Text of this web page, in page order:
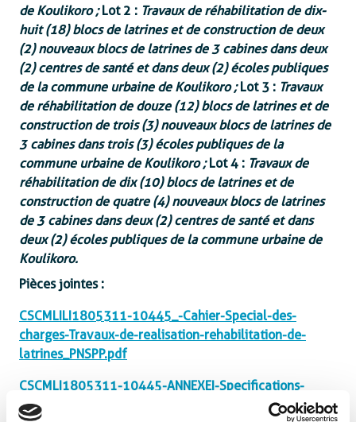
de Koulikoro ; Lot 2 : Travaux de réhabilitation de dix-
huit (18) blocs de latrines et de construction de deux
(2) nouveaux blocs de latrines de 3 cabines dans deux
(2) centres de santé et dans deux (2) écoles publiques
de la commune urbaine de Koulikoro ; Lot 3 : Travaux
de réhabilitation de douze (12) blocs de latrines et de
construction de trois (3) nouveaux blocs de latrines de
3 cabines dans trois (3) écoles publiques de la
commune urbaine de Koulikoro ; Lot 4 : Travaux de
réhabilitation de dix (10) blocs de latrines et de
construction de quatre (4) nouveaux blocs de latrines
de 3 cabines dans deux (2) centres de santé et dans
deux (2) écoles publiques de la commune urbaine de
Koulikoro.
Pièces jointes :
CSCMLILI1805311-10445_-Cahier-Special-des-
charges-Travaux-de-realisation-rehabilitation-de-
latrines_PNSPP.pdf
CSCMLI1805311-10445-ANNEXEI-Specifications-
techniques-Plans.pdf